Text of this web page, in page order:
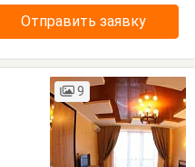
Отправить заявку
9